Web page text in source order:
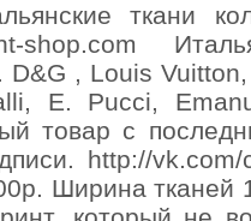
ткани
shop.com
D&G , Louis
E. Pucci,
товар с
http://vk.com/
Ширина тканей